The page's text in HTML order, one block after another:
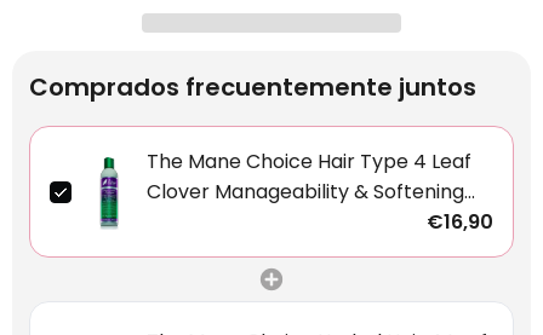
Comprados frecuentemente juntos
The Mane Choice Hair Type 4 Leaf
Clover Manageability & Softening
€16,90